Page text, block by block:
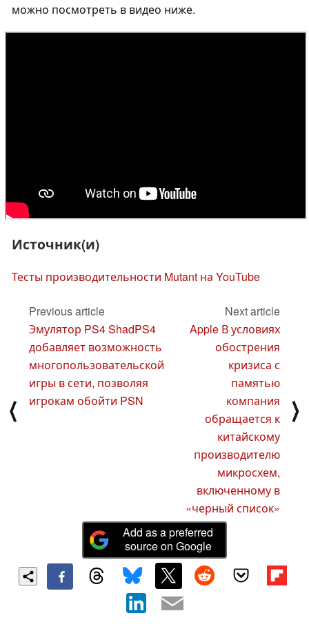
можно посмотреть в видео ниже.
Источник(и)
Тесты производительности Mutant на YouTube
⟨
Previous article
Эмулятор PS4 ShadPS4
добавляет возможность
многопользовательской
игры в сети, позволяя
игрокам обойти PSN
Next article
Apple В условиях
обострения
кризиса с
памятью
компания
обращается к
китайскому
производителю
микросхем,
включенному в
«черный список»
⟩
Add as a preferred
source on Google